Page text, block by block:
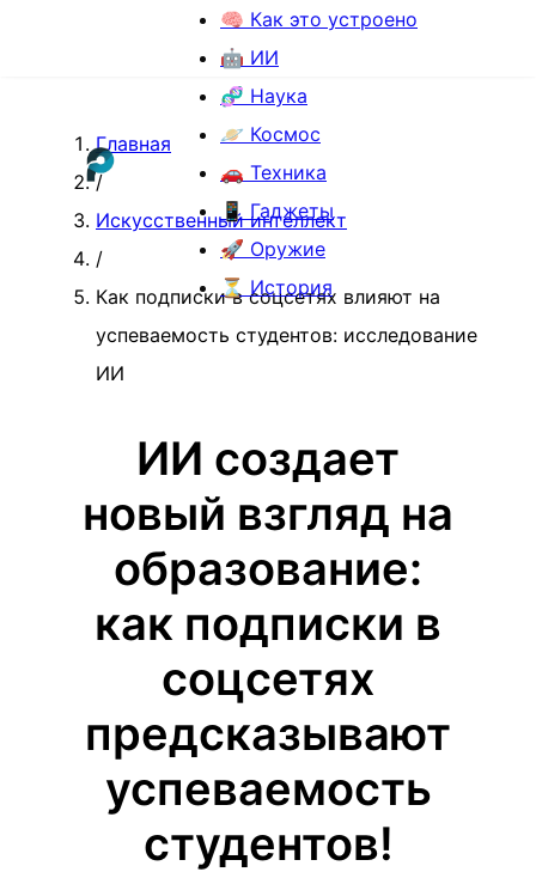
🧠 Как это устроено
🤖 ИИ
🧬 Наука
🪐 Космос
🚗 Техника
📱 Гаджеты
🚀 Оружие
⏳ История
Главная
/
Искусственный интеллект
/
Как подписки в соцсетях влияют на
успеваемость студентов: исследование
ИИ
ИИ создает
новый взгляд на
образование:
как подписки в
соцсетях
предсказывают
успеваемость
студентов!